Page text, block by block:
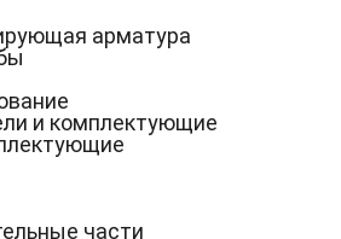
арматура
и комплектующие
части